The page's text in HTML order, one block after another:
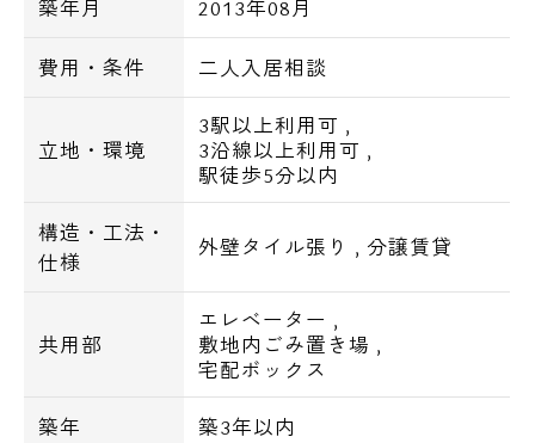
角住戸が多いのも嬉しいポイント♪
ご自身の生活スタイルにあったお部屋を
見つけることができると思います☆
３駅３路線利用可能でアクセス便利！！
徒歩圏内に戸越銀座商店街など商店街が２つ
あり
休日の商店街めぐりも楽しめます！
また、周辺の医療施設等も整っており、
買物交通生活面とても優良です◎
休日はおうちでゆっくり派の方にも嬉しい
BS、CS、CATV対応物件！
築年月 2013年08月
費用・条件 二人入居相談
立地・環境
3駅以上利用可 ,
3沿線以上利用可 ,
駅徒歩5分以内
構造・工法・
仕様
外壁タイル張り , 分譲賃貸
共用部
エレベーター ,
敷地内ごみ置き場 ,
宅配ボックス
築年 築3年以内